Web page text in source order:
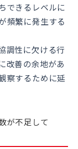
できるレベルに
頻繁に発生する
調性に欠ける行
改善の余地があ
察するために延
が不足して